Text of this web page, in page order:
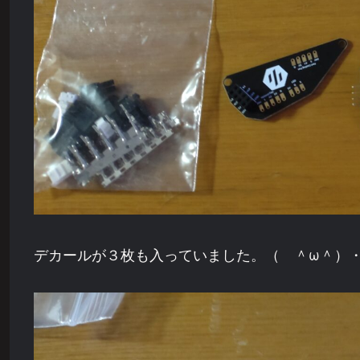
デカールが３枚も入っていました。（ ＾ω＾）